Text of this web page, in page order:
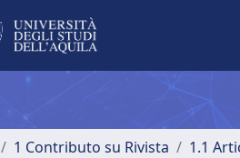
1 Contributo su Rivista 1.1